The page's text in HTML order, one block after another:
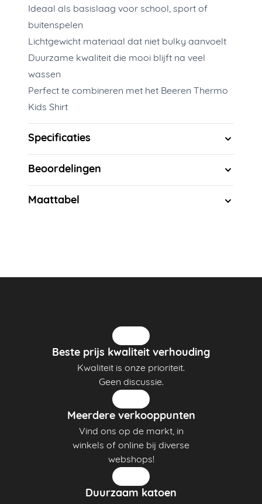
Ideaal als basislaag voor school, sport of
buitenspelen
Lichtgewicht materiaal dat niet bulky aanvoelt
Duurzame kwaliteit die mooi blijft na veel
wassen
Perfect te combineren met het Beeren Thermo
Kids Shirt
Specificaties
Beoordelingen
Maattabel
Beste prijs kwaliteit verhouding
Kwaliteit is onze prioriteit.
Geen discussie.
Meerdere verkooppunten
Vind ons op de markt, in
winkels of online bij diverse
webshops!
Duurzaam katoen